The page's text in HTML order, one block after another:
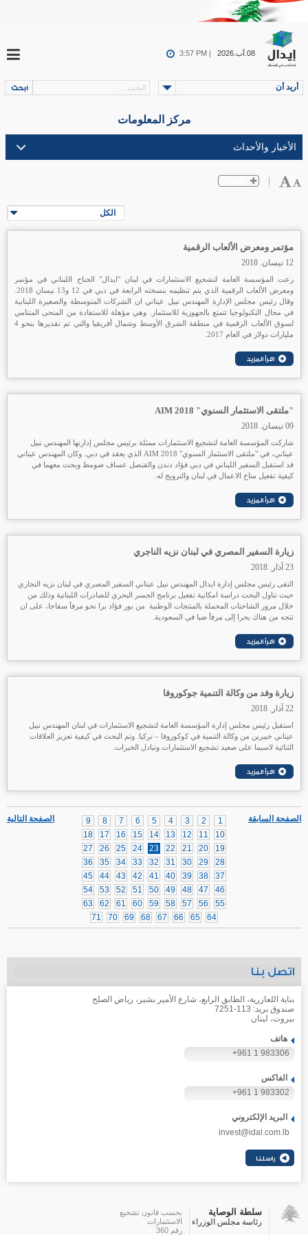
08.آب.2026 3:57 PM |
أريد أن
مركز المعلومات
الكل
مؤتمر ومعرض الألعاب الرقمية
12 نيسان. 2018
رعت المؤسسة العامة لتشجيع الاستثمارات في لبنان "ايدال" الجناح اللبناني في مؤتمر
وقال رئيس مجلس الإدارة المهندس نبيل عيتاني ان الشركات المتوسطة والصغيرة اللبنانية
في مجال التكنولوجيا تتمتع بالجهوزية للاستثمار. وهي مؤهلة للاستفادة من المنحى المتنامي
لسوق الألعاب الرقمية في منطقة الشرق الأوسط وشمال أفريقيا والتي تم تقديرها بنحو 4
مليارات دولار في العام 2017.
"ملتقى الاستثمار السنوي" AIM 2018
09 نيسان. 2018
شاركت المؤسسة العامة لتشجيع الاستثمارات ممثلة برئيس مجلس إدارتها المهندس نبيل
عيتاني، في "ملتقى الاستثمار السنوي" AIM 2018 الذي يعقد في دبي. وكان المهندس عيتاني
قد استقبل السفير اللبناني في دبي فؤاد دندن والقنصل عساف ضومط وبحث معهما في
كيفية تفعيل مناخ الاعمال في لبنان والترويج له.
زيارة السفير المصري في لبنان نزيه الناجري
23 آذار. 2018
التقى رئيس مجلس إدارة ايدال المهندس نبيل عيتاني السفير المصري في لبنان نزيه النجاري
حيث تناول البحث دراسة امكانية تفعيل برنامج الجسر البحري للصادرات اللبنانية وذلك من
خلال مرور الشاحنات المحملة بالمنتجات الوطنية من بور فؤاد برا نحو مرفأ سفاجا، على ان
تتجه من هناك بحرا إلى مرفأ ضبا في السعودية.
زيارة وفد من وكالة التنمية جوكوروفا
22 آذار. 2018
استقبل رئيس مجلس إدارة المؤسسة العامة لتشجيع الاستثمارات في لبنان المهندس نبيل
عيتاني خبيرين من وكالة التنمية في كوكوروفا – تركيا. وتم البحث في كيفية تعزيز العلاقات
الثنائية لاسيما على صعيد تشجيع الاستثمارات وتبادل الخبرات.
الصفحة التالية 1
2
3
4
5
6
7
8
9
10
11
12
13
14
15
16
17
18
19
20
21
22
23
24
25
26
27
28
29
30
31
32
33
34
35
36
37
38
39
40
41
42
43
44
45
46
47
48
49
50
51
52
53
54
55
56
57
58
59
60
61
62
63
64
65
66
67
68
69
70
71
الصفحة السابقة
اتصل بنا
بناية اللعازرية، الطابق الرابع، شارع الأمير بشير، رياض الصلح
صندوق بريد: 113-7251
بيروت، لبنان
هاتف
+961 1 983306
الفاكس
+961 1 983302
البريد الإلكتروني
invest@idal.com.lb
سلطة الوصاية
رئاسة مجلس الوزراء
بحسب قانون تشجيع
الاستثمارات
رقم 360